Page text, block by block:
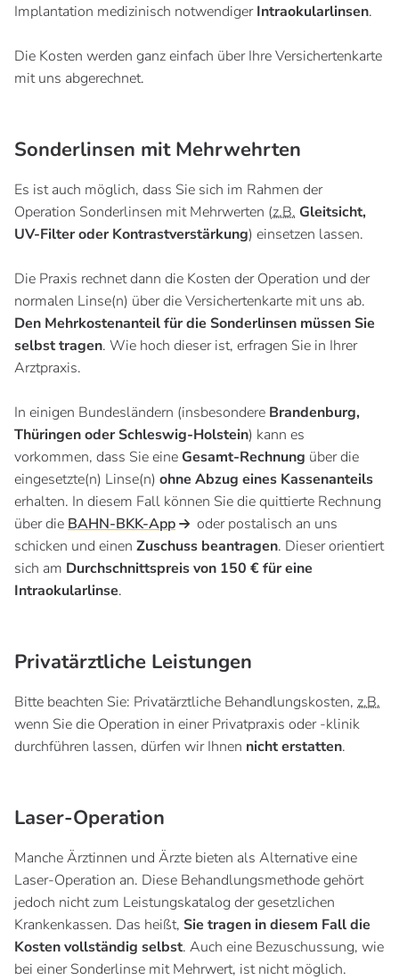
Implantation medizinisch notwendigerIntraokularlinsen.
Die Kosten werden ganz einfach über Ihre Versichertenkarte
mit uns abgerechnet.
Sonderlinsen mit Mehrwehrten
Es ist auch möglich, dass Sie sich im Rahmen der
Operation Sonderlinsen mit Mehrwerten (z.B. Gleitsicht,
UV-Filter oder Kontrastverstärkung) einsetzen lassen.
Die Praxis rechnet dann die Kosten der Operation und der
normalen Linse(n) über die Versichertenkarte mit uns ab.
Den Mehrkostenanteil für die Sonderlinsen müssen Sie
selbst tragen. Wie hoch dieser ist, erfragen Sie in Ihrer
Arztpraxis.
In einigen Bundesländern (insbesondere Brandenburg,
Thüringen oder Schleswig-Holstein) kann es
vorkommen, dass Sie eine Gesamt-Rechnung über die
eingesetzte(n) Linse(n) ohne Abzug eines Kassenanteils
erhalten. In diesem Fall können Sie die quittierte Rechnung
über die BAHN-BKK-App
oder postalisch an uns
schicken und einen Zuschuss beantragen. Dieser orientiert
sich am Durchschnittspreis von 150 € für eine
Intraokularlinse.
Privatärztliche Leistungen
Bitte beachten Sie: Privatärztliche Behandlungskosten, z.B.
wenn Sie die Operation in einer Privatpraxis oder -klinik
durchführen lassen, dürfen wir Ihnen nicht erstatten.
Laser-Operation
Manche Ärztinnen und Ärzte bieten als Alternative eine
Laser-Operation an. Diese Behandlungsmethode gehört
jedoch nicht zum Leistungskatalog der gesetzlichen
Krankenkassen. Das heißt, Sie tragen in diesem Fall die
Kosten vollständig selbst. Auch eine Bezuschussung, wie
bei einer Sonderlinse mit Mehrwert, ist nicht möglich.